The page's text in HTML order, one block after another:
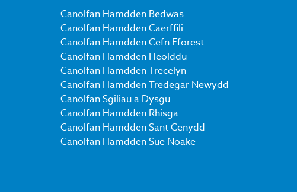
Canolfan Hamdden Bedwas
Canolfan Hamdden Caerffili
Canolfan Hamdden Cefn Fforest
Canolfan Hamdden Heolddu
Canolfan Hamdden Trecelyn
Canolfan Hamdden Tredegar Newydd
Canolfan Sgiliau a Dysgu
Canolfan Hamdden Rhisga
Canolfan Hamdden Sant Cenydd
Canolfan Hamdden Sue Noake